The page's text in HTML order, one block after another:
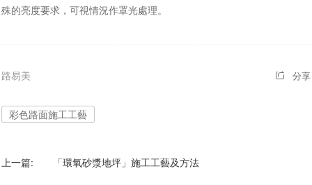
殊的亮度要求，可視情況作罩光處理。
路易美 分享
彩色路面施工工藝
上一篇: 「環氧砂漿地坪」施工工藝及方法